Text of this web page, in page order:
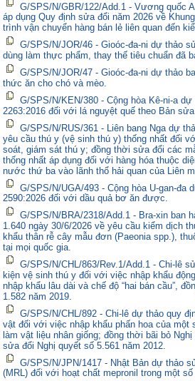
G/SPS/N/GBR/122/Add.1 - Vương quốc
áp dụng Quy định sửa đổi năm 2026 về
trình vận chuyển hàng bán lẻ liên quan đến
G/SPS/N/JOR/46 - Gioóc-đa-ni dự thảo
dùng làm thực phẩm, thay thế tiêu chuẩn đã
G/SPS/N/JOR/47 - Gioóc-đa-ni dự thảo
thức ăn cho chó và mèo.
G/SPS/N/KEN/380 - Cộng hòa Kê-ni-a
2263:2016 đối với lá nguyệt quế theo Bản
G/SPS/N/RUS/361 - Liên bang Nga dự
yêu cầu thú y (vệ sinh thú y) thống nhất đối
soát, giám sát thú y; đồng thời sửa đổi các
thống nhất áp dụng đối với hàng hóa thuộc
nước thứ ba vào lãnh thổ hải quan của Liên
G/SPS/N/UGA/493 - Cộng hòa U-gan-đa
2590:2026 đối với dầu quả bơ ăn được.
G/SPS/N/BRA/2318/Add.1 - Bra-xin ban
1.640 ngày 30/6/2026 về yêu cầu kiểm dịch
khẩu thân rễ cây mẫu đơn (Paeonia spp.),
tại mọi quốc gia.
G/SPS/N/CHL/863/Rev.1/Add.1 - Chi-lê
kiện vệ sinh thú y đối với việc nhập khẩu
nhập khẩu lâu dài và chế độ “hai bán cầu”,
1.582 năm 2019.
G/SPS/N/CHL/892 - Chi-lê dự thảo quy
vật đối với việc nhập khẩu phấn hoa của
làm vật liệu nhân giống; đồng thời bãi bỏ
sửa đổi Nghị quyết số 5.561 năm 2012.
G/SPS/N/JPN/1417 - Nhật Bản dự thảo
(MRL) đối với hoạt chất mepronil trong một